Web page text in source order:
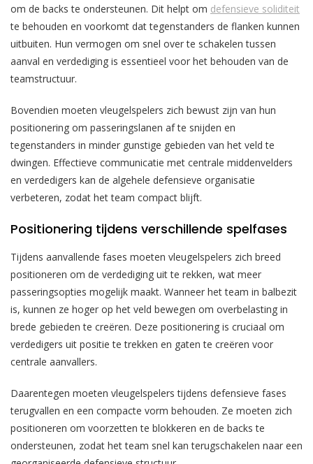
om de backs te ondersteunen. Dit helpt om defensieve soliditeit
te behouden en voorkomt dat tegenstanders de flanken kunnen
uitbuiten. Hun vermogen om snel over te schakelen tussen
aanval en verdediging is essentieel voor het behouden van de
teamstructuur.
Bovendien moeten vleugelspelers zich bewust zijn van hun
positionering om passeringslanen af te snijden en
tegenstanders in minder gunstige gebieden van het veld te
dwingen. Effectieve communicatie met centrale middenvelders
en verdedigers kan de algehele defensieve organisatie
verbeteren, zodat het team compact blijft.
Positionering tijdens verschillende spelfases
Tijdens aanvallende fases moeten vleugelspelers zich breed
positioneren om de verdediging uit te rekken, wat meer
passeringsopties mogelijk maakt. Wanneer het team in balbezit
is, kunnen ze hoger op het veld bewegen om overbelasting in
brede gebieden te creëren. Deze positionering is cruciaal om
verdedigers uit positie te trekken en gaten te creëren voor
centrale aanvallers.
Daarentegen moeten vleugelspelers tijdens defensieve fases
terugvallen en een compacte vorm behouden. Ze moeten zich
positioneren om voorzetten te blokkeren en de backs te
ondersteunen, zodat het team snel kan terugschakelen naar een